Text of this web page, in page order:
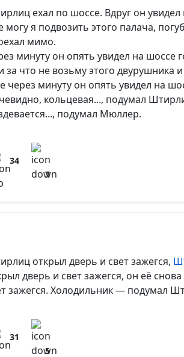
кол-во символов - 500. Ручная модерация.
ехал по шоссе. Вдруг он
могу я подвозить этого палача,
мимо.
минуту он опять увидел на
за что не возьму этого
через минуту он опять увидел на
кольцевая..., подумал
подумал Мюллер.
34
7
открыл дверь и свет зажегся,
дверь и свет зажегся, он её
зажегся. Холодильник — подумал
31
5